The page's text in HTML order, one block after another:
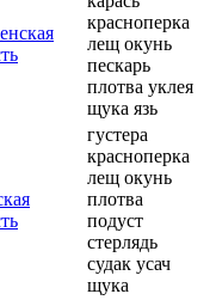
красноперка
лещ окунь
пескарь
плотва уклея
щука язь
густера
красноперка
лещ окунь
плотва
подуст
стерлядь
судак усач
щука